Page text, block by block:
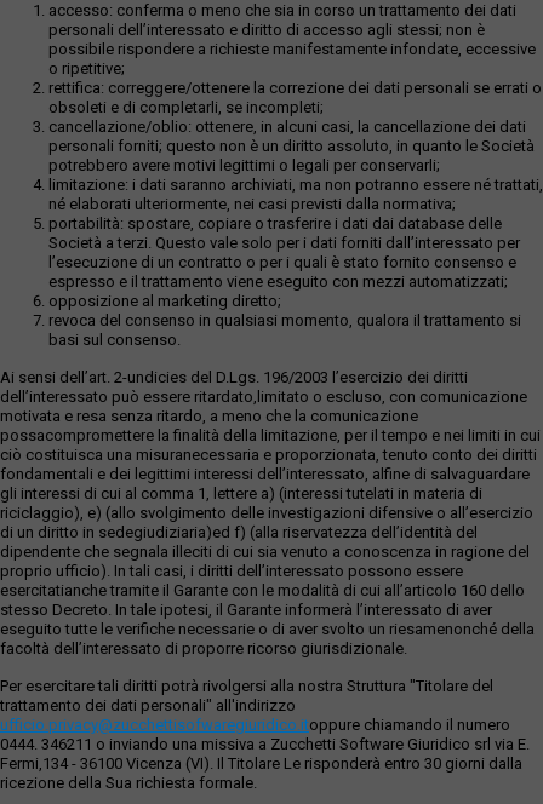
accesso: conferma o meno che sia in corso un trattamento dei dati
personali dell’interessato e diritto di accesso agli stessi; non è
possibile rispondere a richieste manifestamente infondate, eccessive
o ripetitive;
rettifica: correggere/ottenere la correzione dei dati personali se errati o
obsoleti e di completarli, se incompleti;
cancellazione/oblio: ottenere, in alcuni casi, la cancellazione dei dati
personali forniti; questo non è un diritto assoluto, in quanto le Società
potrebbero avere motivi legittimi o legali per conservarli;
limitazione: i dati saranno archiviati, ma non potranno essere né trattati,
né elaborati ulteriormente, nei casi previsti dalla normativa;
portabilità: spostare, copiare o trasferire i dati dai database delle
Società a terzi. Questo vale solo per i dati forniti dall’interessato per
l’esecuzione di un contratto o per i quali è stato fornito consenso e
espresso e il trattamento viene eseguito con mezzi automatizzati;
opposizione al marketing diretto;
revoca del consenso in qualsiasi momento, qualora il trattamento si
basi sul consenso.
Ai sensi dell’art. 2-undicies del D.Lgs. 196/2003 l’esercizio dei diritti
dell’interessato può essere ritardato,limitato o escluso, con comunicazione
motivata e resa senza ritardo, a meno che la comunicazione
possacompromettere la finalità della limitazione, per il tempo e nei limiti in cui
ciò costituisca una misuranecessaria e proporzionata, tenuto conto dei diritti
fondamentali e dei legittimi interessi dell’interessato, alfine di salvaguardare
gli interessi di cui al comma 1, lettere a) (interessi tutelati in materia di
riciclaggio), e) (allo svolgimento delle investigazioni difensive o all’esercizio
di un diritto in sedegiudiziaria)ed f) (alla riservatezza dell’identità del
dipendente che segnala illeciti di cui sia venuto a conoscenza in ragione del
proprio ufficio). In tali casi, i diritti dell’interessato possono essere
esercitatianche tramite il Garante con le modalità di cui all’articolo 160 dello
stesso Decreto. In tale ipotesi, il Garante informerà l’interessato di aver
eseguito tutte le verifiche necessarie o di aver svolto un riesamenonché della
facoltà dell’interessato di proporre ricorso giurisdizionale.
Per esercitare tali diritti potrà rivolgersi alla nostra Struttura "Titolare del
trattamento dei dati personali" all'indirizzo
ufficio.privacy@zucchettisofwaregiuridico.itoppure chiamando il numero
0444. 346211 o inviando una missiva a Zucchetti Software Giuridico srl via E.
Fermi,134 - 36100 Vicenza (VI). Il Titolare Le risponderà entro 30 giorni dalla
ricezione della Sua richiesta formale.